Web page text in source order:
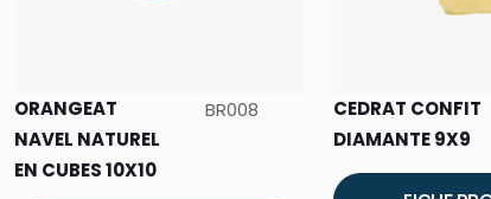
ORANGEAT
NAVEL NATUREL
EN CUBES 10X10
BR008
CEDRAT CONFIT
DIAMANTE9X9